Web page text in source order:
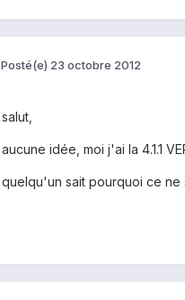
Posté(e) 23 octobre 2012
salut,
aucune idée, moi j'ai la 4.1.1
quelqu'un sait pourquoi ce ne